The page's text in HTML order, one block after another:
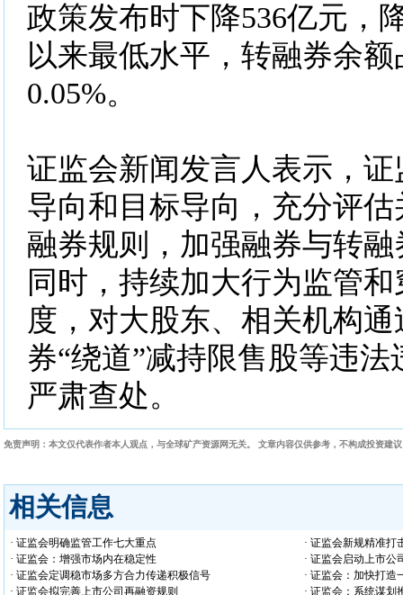
政策发布时下降536亿元，
以来最低水平，转融券余
0.05%。
证监会新闻发言人表示，
导向和目标导向，充分评
融券规则，加强融券与转
同时，持续加大行为监管
度，对大股东、相关机构
券“绕道”减持限售股等违
严肃查处。
免责声明：本文仅代表作者本人观点，与全球矿产资源网无关。 文章内容仅供参考，不构成投资建
相关信息
· 证监会明确监管工作七大重点
· 证监会新规精准打
· 证监会：增强市场内在稳定性
· 证监会启动上市公
· 证监会定调稳市场多方合力传递积极信号
· 证监会：加快打造
· 证监会拟完善上市公司再融资规则
· 证监会：系统谋划